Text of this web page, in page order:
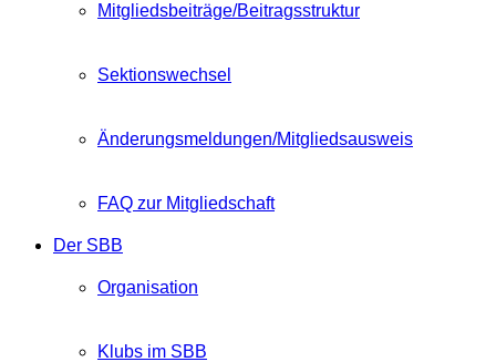
Mitgliedsbeiträge/Beitragsstruktur
Sektionswechsel
Änderungsmeldungen/Mitgliedsausweis
FAQ zur Mitgliedschaft
Der SBB
Organisation
Klubs im SBB